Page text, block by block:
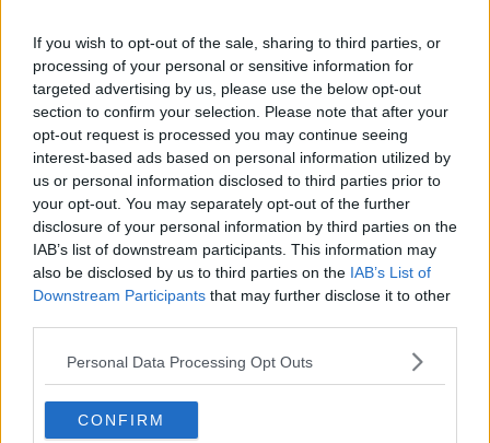
If you wish to opt-out of the sale, sharing to third parties, or
processing of your personal or sensitive information for
targeted advertising by us, please use the below opt-out
section to confirm your selection. Please note that after your
opt-out request is processed you may continue seeing
interest-based ads based on personal information utilized by
us or personal information disclosed to third parties prior to
your opt-out. You may separately opt-out of the further
disclosure of your personal information by third parties on the
IAB’s list of downstream participants. This information may
also be disclosed by us to third parties on the IAB’s List of
Downstream Participants that may further disclose it to other
Personal Data Processing Opt Outs
CONFIRM
mossa al Nero
Df3… e ora il Nero vince (nella variante più spettacolare col
sacrificio di regina accettato dal Bianco: Axf3, Cxf3 ± matto)
La posizione Saavedra
Lo studio-finale Saavedra, dal nome del suo autore, è giustamente
famoso, ha una lunga storia: è ispirato al gioco vivo ed è stato
ripreso da più scacchisti con modifiche e varianti. Esso ha come
posizione iniziale: Bianco Re in b6 e pedone in c6; Nero Re in a1 e
Torre in d5; mossa al Bianco.
In questa situazione è sufficiente il sacrificio della Torre per
ottenere la pari ma non si riesce a effettuare e il Bianco in inferiorità
di materiale vince grazie al pedone in settima e a una posizione
cattiva del Re nero.
Soluzione: c7, Td6, Rb5, Td5, Rb4, Td4, Rb3, Td3, Rc2!, Td4!(Con
Td4! il Nero effettua la migliore resistenza per un ultimo tentativo a
cui il Bianco dovrà opporre una mossa a sorpresa)